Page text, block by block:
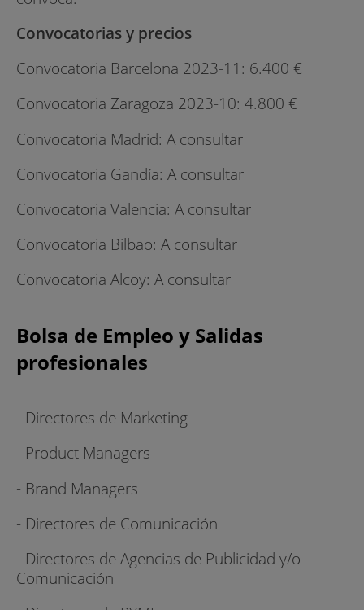
Convocatorias y precios
Convocatoria Barcelona 2023-11: 6.400 €
Convocatoria Zaragoza 2023-10: 4.800 €
Convocatoria Madrid: A consultar
Convocatoria Gandía: A consultar
Convocatoria Valencia: A consultar
Convocatoria Bilbao: A consultar
Convocatoria Alcoy: A consultar
Bolsa de Empleo y Salidas
profesionales
- Directores de Marketing
- Product Managers
- Brand Managers
- Directores de Comunicación
- Directores de Agencias de Publicidad y/o
Comunicación